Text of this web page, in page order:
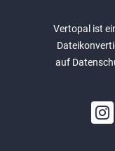
Vertopal ist
auf